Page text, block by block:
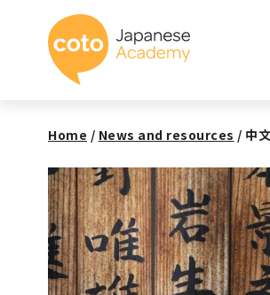
Coto 日本语
Home / News and resources / 中